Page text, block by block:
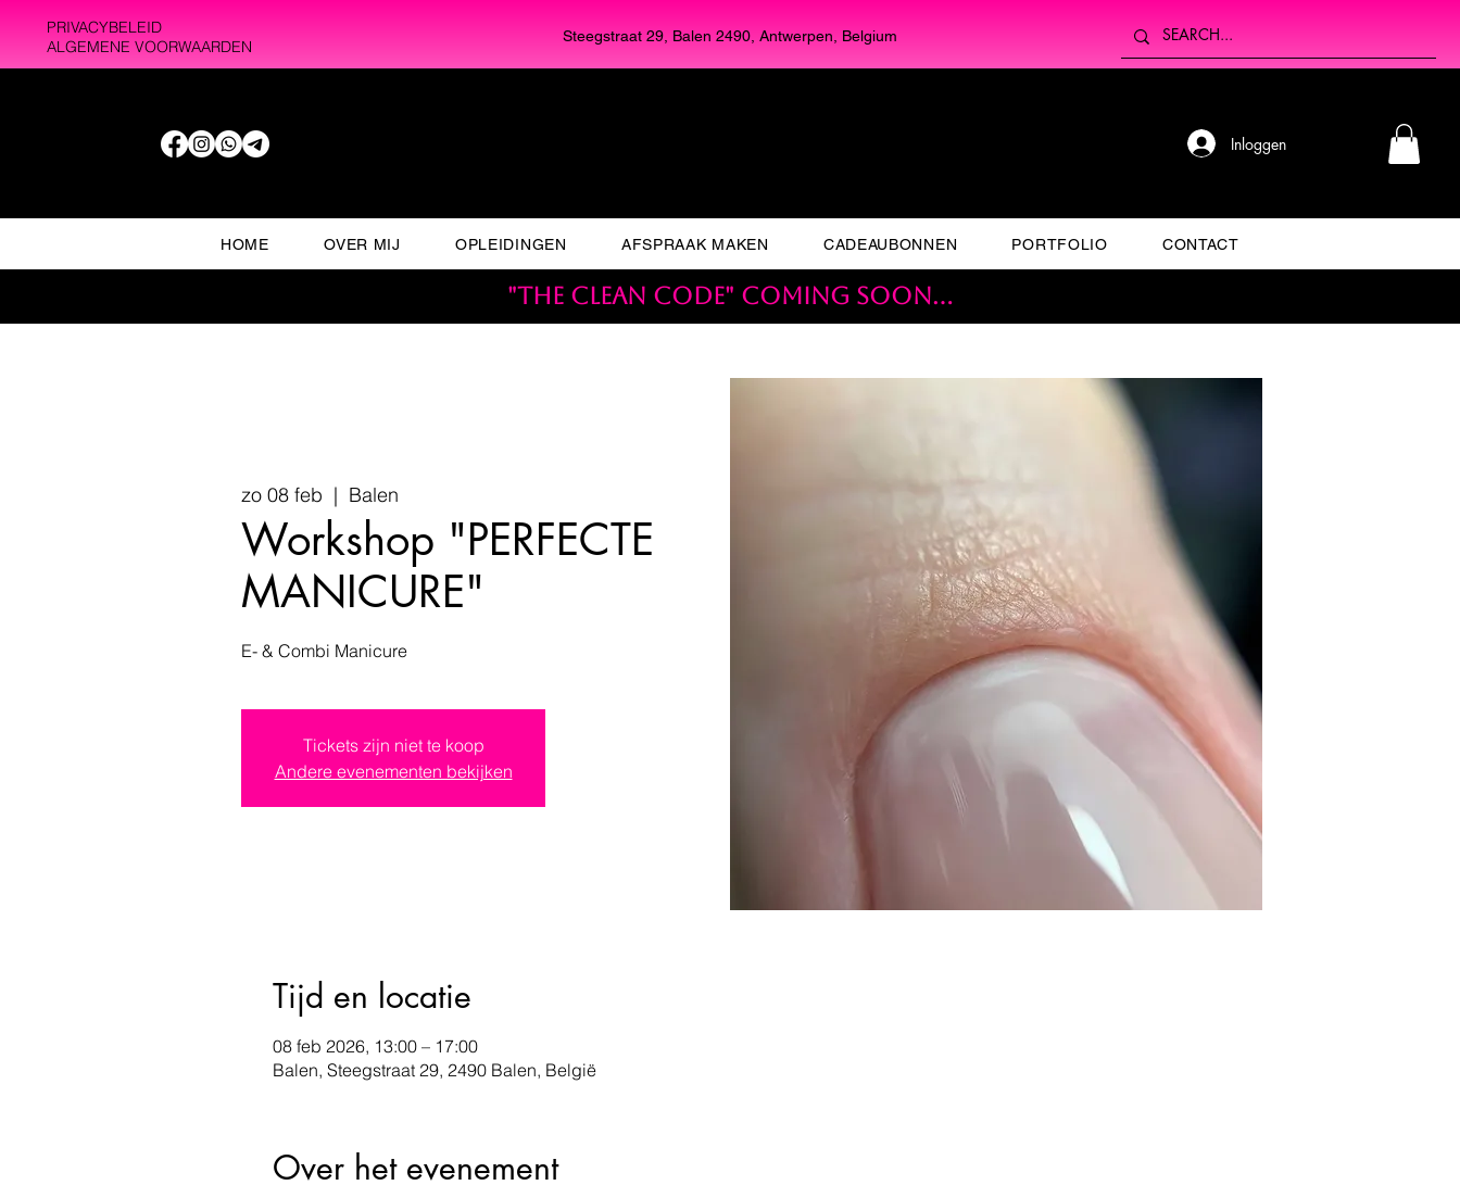
PRIVACYBELEID
ALGEMENE VOORWAARDEN
Steegstraat 29, Balen 2490, Antwerpen, Belgium
Inloggen
HOME OVER MIJ OPLEIDINGEN AFSPRAAK MAKEN CADEAUBONNEN PORTFOLIO CONTACT
"THE CLEAN CODE" coming soon...
zo 08 feb
  |
Balen
Workshop "PERFECTE
MANICURE"
E- & Combi Manicure
Tickets zijn niet te koop
Andere evenementen bekijken
Tijd en locatie
08 feb 2026, 13:00 – 17:00
Balen, Steegstraat 29, 2490 Balen, België
Over het evenement